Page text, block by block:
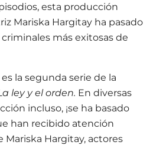
esta producción
Mariska Hargitay ha pasado
criminales más exitosas de
es la segunda serie de la
ley y el orden. En diversas
incluso, ¡se ha basado
han recibido atención
Mariska Hargitay, actores